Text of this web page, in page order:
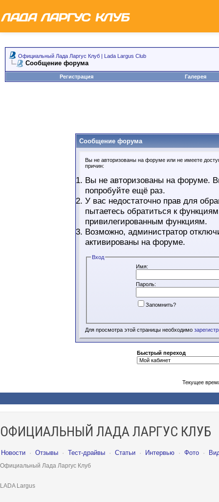
Официальный Лада Ларгус Клуб | Lada Largus Club
Сообщение форума
Регистрация Галерея
Сообщение форума
Вы не авторизованы на форуме или не имеете
причин:
Вы не авторизованы на форуме.
попробуйте ещё раз.
У вас недостаточно прав для
пытаетесь обратиться к
привилегированным функциям.
Возможно, администратор
активированы на форуме.
Вход
Имя:
Пароль:
Запомнить?
Для просмотра этой страницы необходимо
Быстрый переход
Текущее
ОФИЦИАЛЬНЫЙ ЛАДА ЛАРГУС КЛУБ
Новости · Отзывы · Тест-драйвы · Статьи · Интервью · Фото ·
Официальный Лада Ларгус Клуб
LADA Largus